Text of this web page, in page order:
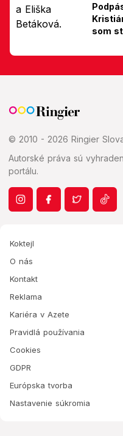
som
© 2010 - 2026 Ringier
Autorské práva sú
portálu.
Koktejl
O nás
Kontakt
Reklama
Kariéra v Azete
Pravidlá používania
Cookies
GDPR
Európska tvorba
Nastavenie súkromia